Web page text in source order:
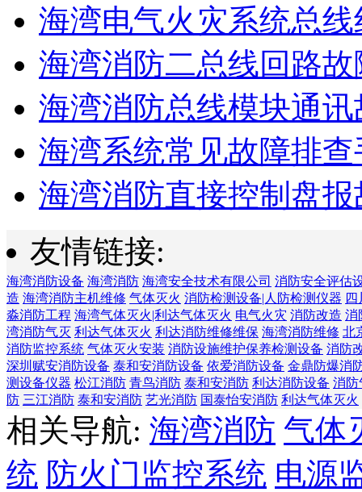
海湾电气火灾系统总线
海湾消防二总线回路故
海湾消防总线模块通讯
海湾系统常见故障排
海湾消防直接控制盘报
友情链接:
海湾消防设备 海湾消防 海湾安全技术有限公司 消防安全评估
造 海湾消防主机维修 气体灭火 消防检测设备|人防检测仪器
淼消防工程 海湾气体灭火|利达气体灭火 电气火灾 消防改造 消
湾消防气灭 利达气体灭火 利达消防维修维保 海湾消防维修 北
消防监控系统 气体灭火安装 消防设施维护保养检测设备 消防
深圳赋安消防设备 泰和安消防设备 依爱消防设备 金鼎防爆消
测设备仪器 松江消防 青鸟消防 泰和安消防 利达消防设备 消防
防 三江消防 泰和安消防 艺光消防 国泰怡安消防 利达气体灭火
相关导航: 海湾消防 气体
统 防火门监控系统 电源